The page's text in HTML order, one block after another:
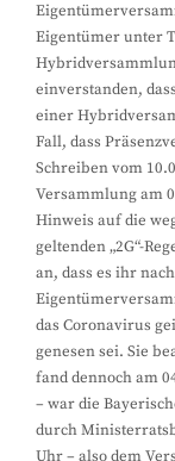
Eigentümer unter
einverstanden,
einer
Fall, dass
Schreiben vom
Versammlung am
Hinweis auf die
geltenden „2G“-
an, dass es ihr
das Coronavirus
genesen sei. Sie
fand dennoch am
– war die
durch
Uhr – also dem